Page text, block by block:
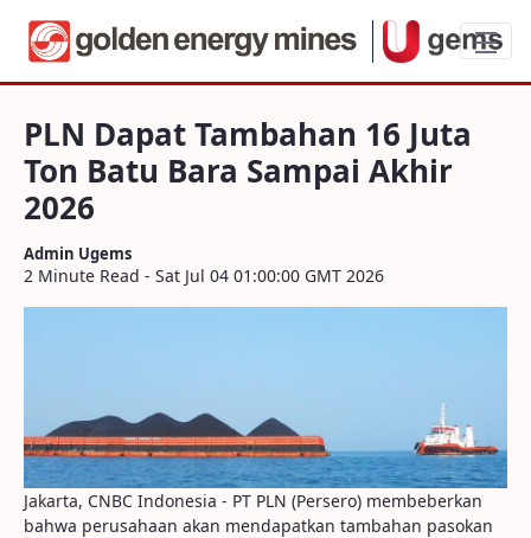
PLN Dapat Tambahan 16 Juta Ton Batu
PLN Dapat Tambahan 16 Juta
Ton Batu Bara Sampai Akhir
2026
Admin Ugems
2 Minute Read - Sat Jul 04 01:00:00 GMT 2026
Jakarta, CNBC Indonesia - PT PLN (Persero) membeberkan
bahwa perusahaan akan mendapatkan tambahan pasokan